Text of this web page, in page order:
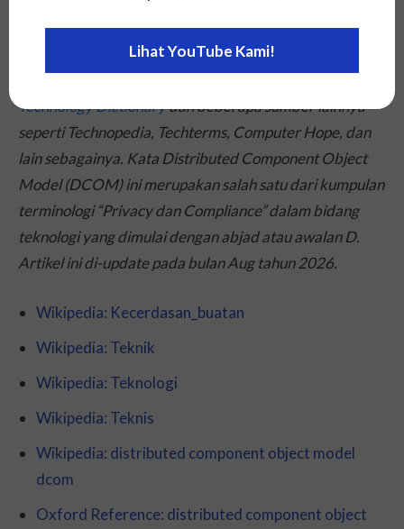
Postingan literasi ini dibuat dengan mengacu pada
simpulan arti definisi dari berbagai referensi relevan
yang berotoritas sepertiWikipedia,Webopedia
Technology Dictionarydan beberapa sumber lainnya
seperti Technopedia, Techterms, Computer Hope, dan
lain sebagainya. Kata Distributed Component Object
Model (DCOM) ini merupakan salah satu dari kumpulan
terminologi “Privacy dan Compliance” dalam bidang
teknologi yang dimulai dengan abjad atau awalan D.
Artikel ini di-updatepada bulan Aug tahun 2026.
Wikipedia: Kecerdasan_buatan
Wikipedia: Teknik
Wikipedia: Teknologi
Wikipedia: Teknis
Wikipedia: distributed component object model
dcom
Oxford Reference: distributed component object
Lihat YouTube Kami!